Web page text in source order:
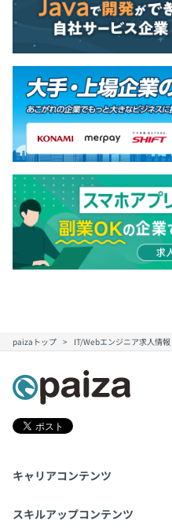
paizaトップ IT/Webエンジニア求人情報
キャリアコンテンツ
転職・キャリア
スキルアップコンテンツ